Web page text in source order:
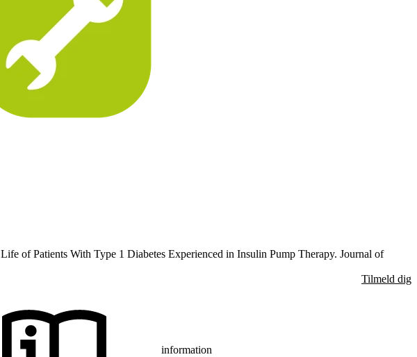
of Patients With Type 1 Diabetes Experienced in Insulin Pump Therapy. Journal of
Tilmeld dig
information